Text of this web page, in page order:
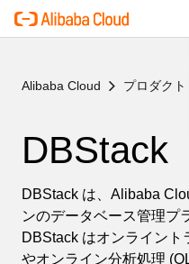
Alibaba Cloud プロダクト
DBStack
DBStack は、Alibaba
ンのデータベース管理プ
DBStack はオンライント
やオンライン分析処理